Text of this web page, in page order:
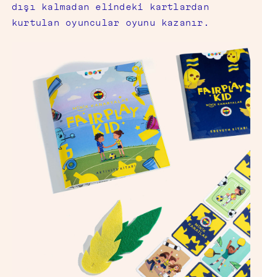
dışı kalmadan elindeki kartlardan
kurtulan oyuncular oyunu kazanır.